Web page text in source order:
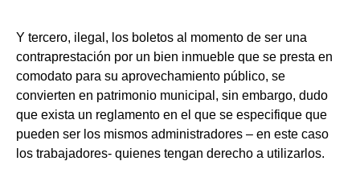
Y tercero, ilegal, los boletos al momento de ser una
contraprestación por un bien inmueble que se presta en
comodato para su aprovechamiento público, se
convierten en patrimonio municipal, sin embargo, dudo
que exista un reglamento en el que se especifique que
pueden ser los mismos administradores – en este caso
los trabajadores- quienes tengan derecho a utilizarlos.